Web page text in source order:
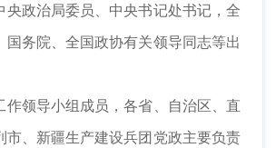
央政治局委员、中央书记处书记，全
国务院、全国政协有关领导同志等出
作领导小组成员，各省、自治区、直
市、新疆生产建设兵团党政主要负责